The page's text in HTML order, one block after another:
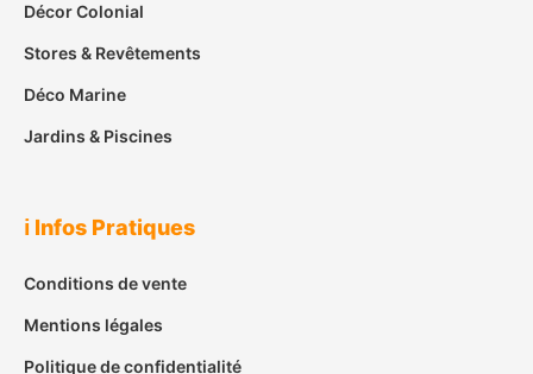
Décor Colonial
Stores & Revêtements
Déco Marine
Jardins & Piscines
ℹ️ Infos Pratiques
Conditions de vente
Mentions légales
Politique de confidentialité